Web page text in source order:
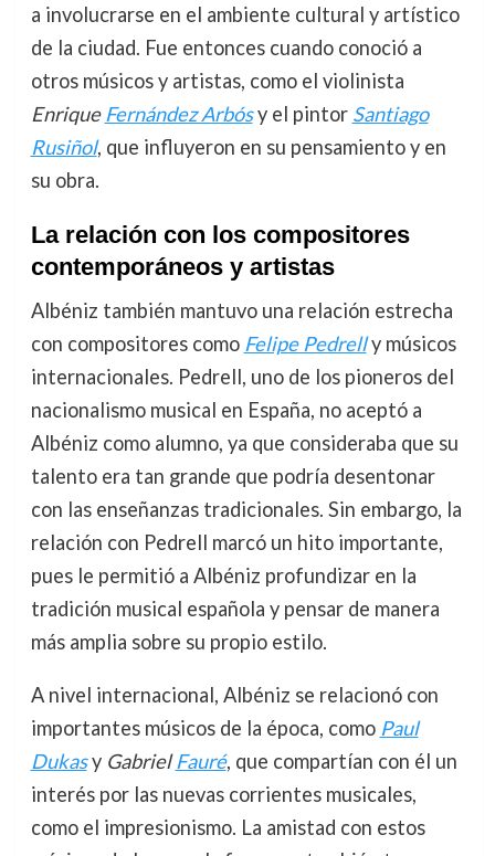
a involucrarse en el ambiente cultural y artístico
de la ciudad. Fue entonces cuando conoció a
otros músicos y artistas, como el violinista
Enrique Fernández Arbósy el pintor Santiago
Rusiñol, que influyeron en su pensamiento y en
su obra.
La relación con los compositores
contemporáneos y artistas
Albéniz también mantuvo una relación estrecha
con compositores como Felipe Pedrelly músicos
internacionales. Pedrell, uno de los pioneros del
nacionalismo musical en España, no aceptó a
Albéniz como alumno, ya que consideraba que su
talento era tan grande que podría desentonar
con las enseñanzas tradicionales. Sin embargo, la
relación con Pedrell marcó un hito importante,
pues le permitió a Albéniz profundizar en la
tradición musical española y pensar de manera
más amplia sobre su propio estilo.
A nivel internacional, Albéniz se relacionó con
importantes músicos de la época, como Paul
Dukasy GabrielFauré, que compartían con él un
interés por las nuevas corrientes musicales,
como el impresionismo. La amistad con estos